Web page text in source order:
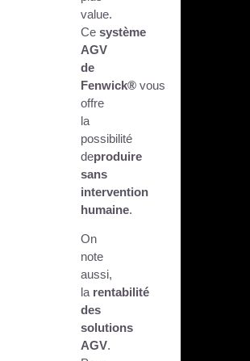
value.
Ce système
AGV
de
Fenwick® vous
offre
la
possibilité
deproduire
sans
intervention
humaine.
On
note
aussi,
la rentabilité
des
solutions
AGV.